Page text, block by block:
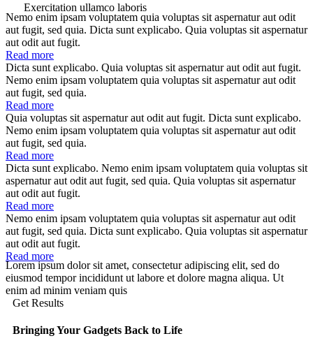
Exercitation ullamco laboris
Nemo enim ipsam voluptatem quia voluptas sit aspernatur aut odit
aut fugit, sed quia. Dicta sunt explicabo. Quia voluptas sit aspernatur
aut odit aut fugit.
Read more
Dicta sunt explicabo. Quia voluptas sit aspernatur aut odit aut fugit.
Nemo enim ipsam voluptatem quia voluptas sit aspernatur aut odit
aut fugit, sed quia.
Read more
Quia voluptas sit aspernatur aut odit aut fugit. Dicta sunt explicabo.
Nemo enim ipsam voluptatem quia voluptas sit aspernatur aut odit
aut fugit, sed quia.
Read more
Dicta sunt explicabo. Nemo enim ipsam voluptatem quia voluptas sit
aspernatur aut odit aut fugit, sed quia. Quia voluptas sit aspernatur
aut odit aut fugit.
Read more
Nemo enim ipsam voluptatem quia voluptas sit aspernatur aut odit
aut fugit, sed quia. Dicta sunt explicabo. Quia voluptas sit aspernatur
aut odit aut fugit.
Read more
Lorem ipsum dolor sit amet, consectetur adipiscing elit, sed do
eiusmod tempor incididunt ut labore et dolore magna aliqua. Ut
enim ad minim veniam quis
Get Results
Bringing Your Gadgets Back to Life